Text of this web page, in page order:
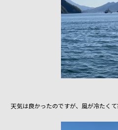
天気は良かったのですが、風が冷たく